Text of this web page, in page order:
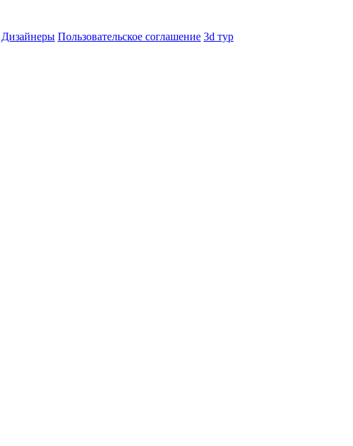
Дизайнеры Пользовательское соглашение 3d тур